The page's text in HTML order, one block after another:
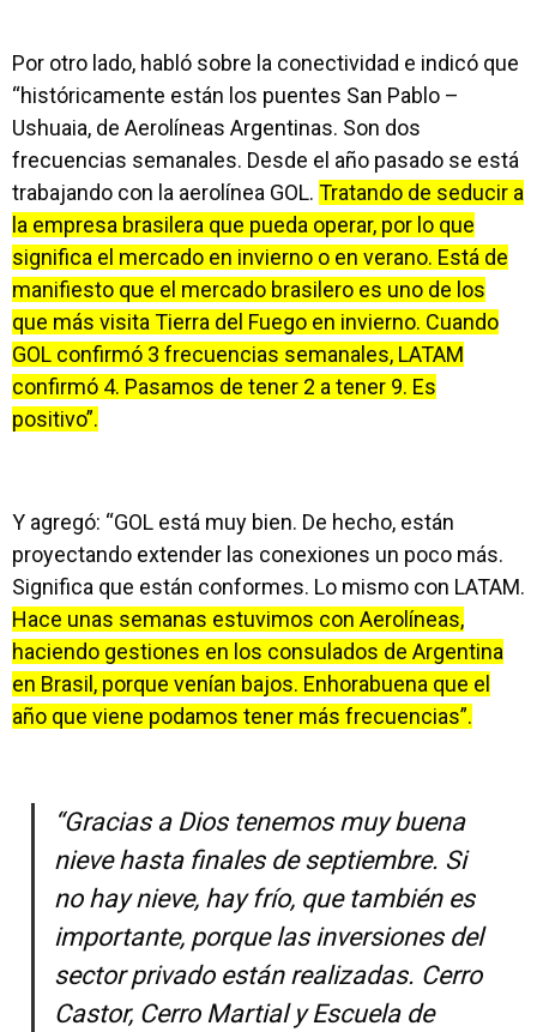
Por otro lado, habló sobre la conectividad e indicó que
“históricamente están los puentes San Pablo –
Ushuaia, de Aerolíneas Argentinas. Son dos
frecuencias semanales. Desde el año pasado se está
trabajando con la aerolínea GOL. Tratando de seducir a
la empresa brasilera que pueda operar, por lo que
significa el mercado en invierno o en verano. Está de
manifiesto que el mercado brasilero es uno de los
que más visita Tierra del Fuego en invierno. Cuando
GOL confirmó 3 frecuencias semanales, LATAM
confirmó 4. Pasamos de tener 2 a tener 9. Es
positivo”.
Y agregó: “GOL está muy bien. De hecho, están
proyectando extender las conexiones un poco más.
Significa que están conformes. Lo mismo con LATAM.
Hace unas semanas estuvimos con Aerolíneas,
haciendo gestiones en los consulados de Argentina
en Brasil, porque venían bajos. Enhorabuena que el
año que viene podamos tener más frecuencias”.
“Gracias a Dios tenemos muy buena
nieve hasta finales de septiembre. Si
no hay nieve, hay frío, que también es
importante, porque las inversiones del
sector privado están realizadas. Cerro
Castor, Cerro Martial y Escuela de